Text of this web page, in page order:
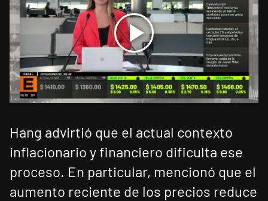
Hang advirtió que el actual contexto
inflacionario y financiero dificulta ese
proceso. En particular, mencionó que el
aumento reciente de los precios reduce